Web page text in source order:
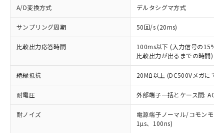
A/D変換方式 デルタシグマ方式
サンプリング周期 50回/s (20ms)
比較出力応答時間
100ms以下 (入力信号の15%
比較出力が出るまでの時間)
絶縁抵抗 20MΩ以上 (DC500Vメガにて)
耐電圧 外部端子一括とケース間:
耐ノイズ
電源端子ノーマル/コモンモ
1µs、100ns)
記載している更新日時点での社内デー
タに基づき作成されるものであり、閲
覧された時点での実際の在庫および標
準価格とは異なる場合があることをご
了承ください。
正式な納期状況および標準価格はお客
様のお取引先、またはお客様担当のオ
ムロン制御機器販売店・当社販売員に
オムロン制御機器販売店や当社販売拠
在庫状況および標準価格結果を当社の
*EU RoHS指令（10物質）：
鉛(Pb) 1000ppm以下、 水銀(Hg) 1000ppm以下、 カド
ミウム(Cd) 100ppm以下、
六価クロム(Cr(Ⅵ)) 1000ppm以下、ポリ臭化ビフェニル
類(PBB) 1000ppm以下、ポリ臭化ジフェニルエーテル類
(PBDE) 1000ppm以下、フタル酸ビス(2-エチルヘキシ
ル) (DEHP)(別名：DOP) 1000ppm以下、フタル酸ブチ
ルベンジル（BBP） 1000ppm以下、フタル酸ジブチル
(DIBP) 1000ppm以下
但し、RoHS指令で産業用監視および制御機器に対する
フタル酸エステル類の４物質については閾値を超える意
図的な使用がないことを確認しています。
*中国RoHS10物質の基準値 (GB/T26572)：
Pb(鉛) :1000ppm、 Hg(水銀) : 1000ppm、 Cd(カドミウ
ム) : 100ppm、
ニル類) : 1000ppm、 PBDEs(ポリ臭化ジフェニルエーテ
ル) : 1000ppm、
DEHP(フタル酸ビス(2-エチルヘキシル)) : 1000ppm
※2 環境保護使用期限
または国外への提供する場合は、日本
可)を取得するなどの必要な手続きを
とります。
当社は規制貨物を破棄する場合は、完
全に破砕するなど、違法に輸出されな
いよう必要な手段を講じます。
当社は貴社製品を、核兵器、ミサイ
ル、化学兵器、生物兵器またはその他
武器並びにこれらの製造装置等に一切
当社は、貴社製品を第三者に販売する
記
号
○ 一定数以上の在庫あり
一定数には満たないが在庫あり
在庫なし(最新の在庫状況につ
いては、お客様のお取引先、ま
たはお客様担当のオムロン制御
機器販売店・当社販売員にご確